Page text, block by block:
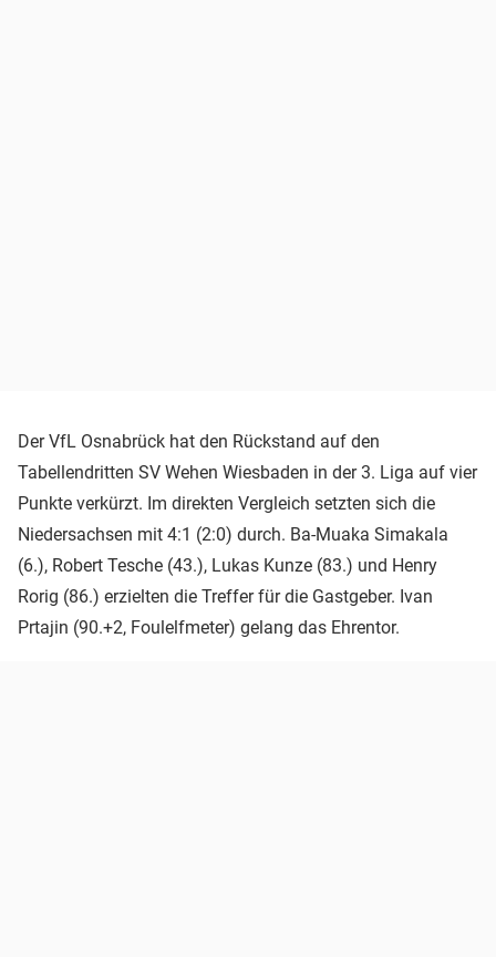
Der VfL Osnabrück hat den Rückstand auf den
Tabellendritten SV Wehen Wiesbaden in der 3. Liga auf vier
Punkte verkürzt. Im direkten Vergleich setzten sich die
Niedersachsen mit 4:1 (2:0) durch. Ba-Muaka Simakala
(6.), Robert Tesche (43.), Lukas Kunze (83.) und Henry
Rorig (86.) erzielten die Treffer für die Gastgeber. Ivan
Prtajin (90.+2, Foulelfmeter) gelang das Ehrentor.